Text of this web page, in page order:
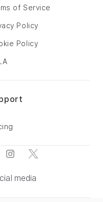
media
of Service
Policy
Policy